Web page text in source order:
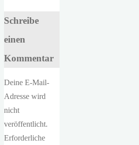
Schreibe
einen
Kommentar
Deine E-Mail-
Adresse wird
nicht
veröffentlicht.
Erforderliche